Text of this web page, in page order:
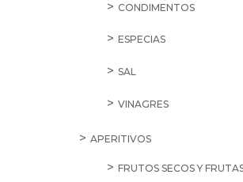
CONDIMENTOS
ESPECIAS
SAL
VINAGRES
APERITIVOS
FRUTOS SECOS Y